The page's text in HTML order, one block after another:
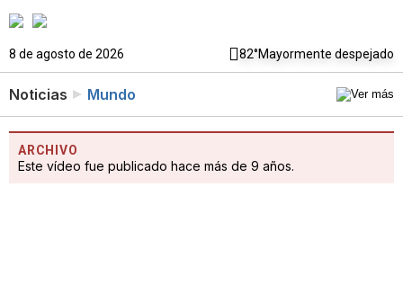
8 de agosto de 2026 82°Mayormente despejado
Noticias Mundo
ARCHIVO
Este vídeo fue publicado hace más de 9 años.